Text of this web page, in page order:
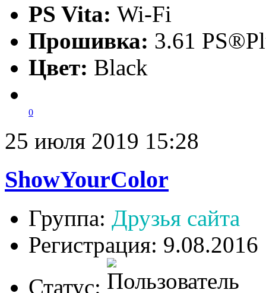
PS Vita: Wi-Fi
Прошивка: 3.61
Цвет: Black
0
25 июля 2019 15:28
ShowYourColor
Группа: Друзья сайта
Регистрация: 9.08.2016
Статус: